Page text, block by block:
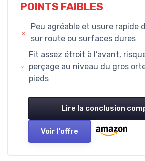
POINTS FAIBLES
Peu agréable et usure rapide
sur route ou surfaces dures
Fit assez étroit à l’avant,
perçage au niveau du gros
pieds
Lire la conclusion
Voir l'offre